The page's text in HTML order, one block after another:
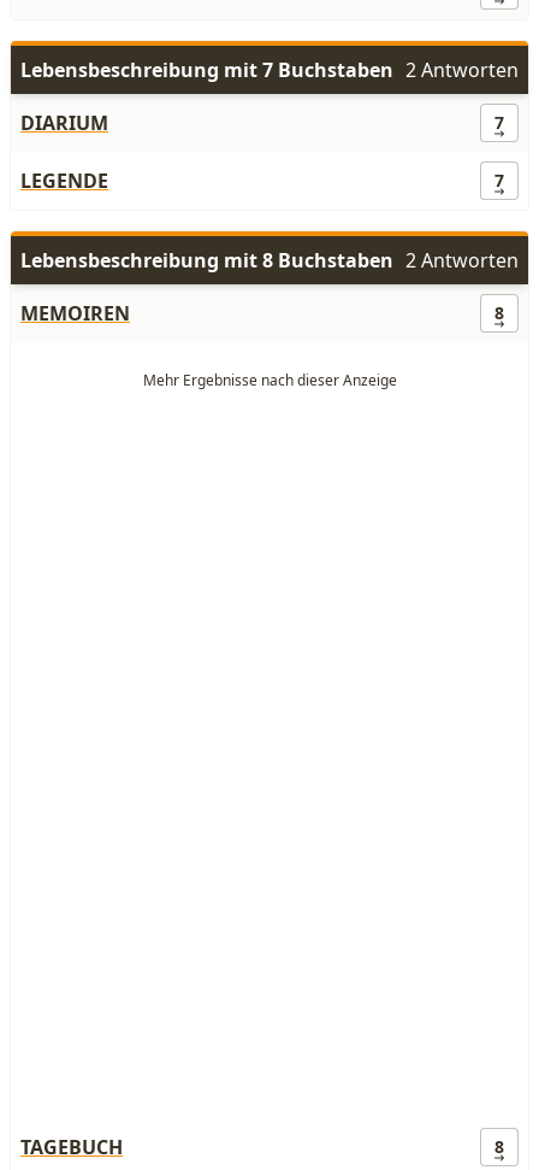
Lebensbeschreibung mit 7 Buchstaben 2 Antworten
DIARIUM
7
LEGENDE 7
Lebensbeschreibung mit 8 Buchstaben 2 Antworten
MEMOIREN
8
TAGEBUCH 8